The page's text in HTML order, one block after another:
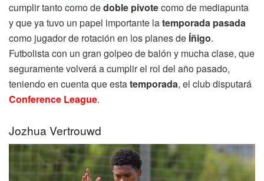
cumplir tanto como dedoble pivotecomo de mediapunta
y que ya tuvo un papel importante latemporada pasada
como jugador de rotación en los planes de Íñigo.
Futbolista con un gran golpeo de balón y mucha clase, que
seguramente volverá a cumplir el rol del año pasado,
teniendo en cuenta que estatemporada, el club disputará
Conference League.
Jozhua Vertrouwd